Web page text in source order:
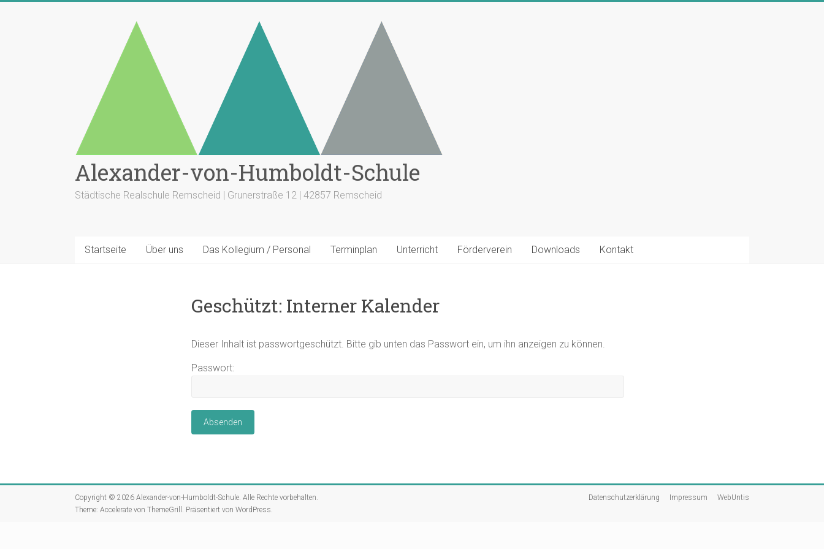
Alexander-von-Humboldt-Schule
Städtische Realschule Remscheid | Grunerstraße 12 | 42857 Remscheid
Startseite Über uns Das Kollegium / Personal Terminplan Unterricht Förderverein Downloads Kontakt
Geschützt: Interner Kalender
Dieser Inhalt ist passwortgeschützt. Bitte gib unten das Passwort ein, um ihn anzeigen zu können.
Passwort:
Copyright © 2026 Alexander-von-Humboldt-Schule. Alle Rechte vorbehalten.
Theme: Accelerate von ThemeGrill. Präsentiert von WordPress.
Datenschutzerklärung Impressum WebUntis